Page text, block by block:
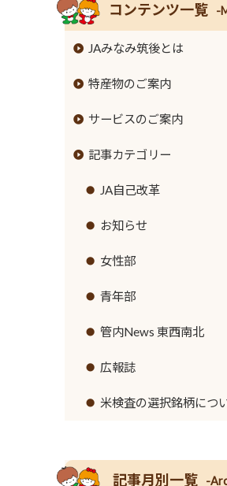
コンテンツ一覧 -
JAみなみ筑後とは
組合長挨拶
組合員数･組合員組織
情報開示
事業内容
支店･店舗･ATM一覧
ご利用にあたって
セキュリティ基本方針
新規職員採用募集
リンク集
特産物のご案内
米
麦
大豆
牛
豚
鶏
ナス
セロリ
イチゴ
グリーンアスパラガス
サービスのご案内
JAバンクのご案内
ローンのご案内
各種手数料
金利情報
お取引ごとの定型約款
JA共済のご案内
緊急のご連絡
直売所のご案内
営農資材
生活資材
高齢者福祉サービス
営業時間とご利用料
農機具レンタル事業のご
記事カテゴリー
JA自己改革
お知らせ
女性部
青年部
管内News 東西南北
広報誌
米検査の選択銘柄につ
記事月別一覧 -